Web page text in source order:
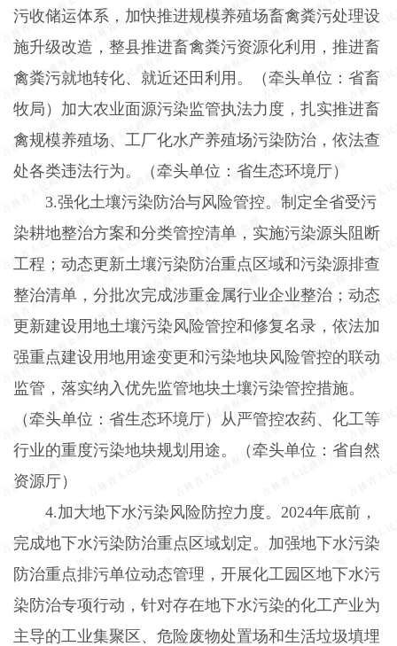
污收储运体系，加快推进规模养殖场畜禽粪污处理设
施升级改造，整县推进畜禽粪污资源化利用，推进畜
禽粪污就地转化、就近还田利用。（牵头单位：省畜
牧局）加大农业面源污染监管执法力度，扎实推进畜
禽规模养殖场、工厂化水产养殖场污染防治，依法查
处各类违法行为。（牵头单位：省生态环境厅）
3.强化土壤污染防治与风险管控。制定全省受污
染耕地整治方案和分类管控清单，实施污染源头阻断
工程；动态更新土壤污染防治重点区域和污染源排查
整治清单，分批次完成涉重金属行业企业整治；动态
更新建设用地土壤污染风险管控和修复名录，依法加
强重点建设用地用途变更和污染地块风险管控的联动
监管，落实纳入优先监管地块土壤污染管控措施。
（牵头单位：省生态环境厅）从严管控农药、化工等
行业的重度污染地块规划用途。（牵头单位：省自然
资源厅）
4.加大地下水污染风险防控力度。 2024年底前，
完成地下水污染防治重点区域划定。加强地下水污染
防治重点排污单位动态管理，开展化工园区地下水污
染防治专项行动，针对存在地下水污染的化工产业为
主导的工业集聚区、危险废物处置场和生活垃圾填埋